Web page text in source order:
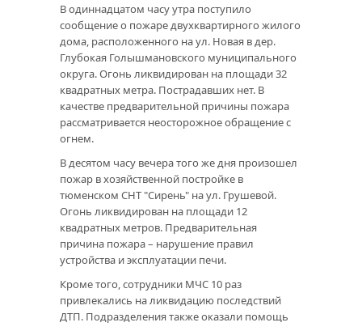
В одиннадцатом часу утра поступило
сообщение о пожаре двухквартирного жилого
дома, расположенного на ул. Новая в дер.
Глубокая Голышмановского муниципального
округа. Огонь ликвидирован на площади 32
квадратных метра. Пострадавших нет. В
качестве предварительной причины пожара
рассматривается неосторожное обращение с
огнем.
В десятом часу вечера того же дня произошел
пожар в хозяйственной постройке в
тюменском СНТ "Сирень" на ул. Грушевой.
Огонь ликвидирован на площади 12
квадратных метров. Предварительная
причина пожара – нарушение правил
устройства и эксплуатации печи.
Кроме того, сотрудники МЧС 10 раз
привлекались на ликвидацию последствий
ДТП. Подразделения также оказали помощь